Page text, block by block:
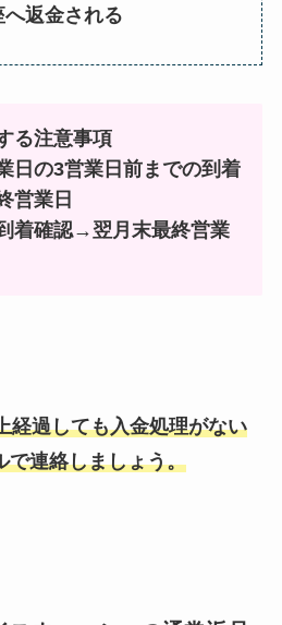
返金される
る注意事項
日の3営業日前までの到着
営業日
着確認→翌月末最終営業
経過しても入金処理がない
で連絡しましょう。